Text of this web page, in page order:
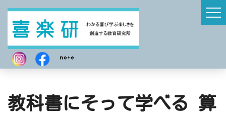
教科書にそって学べる 算